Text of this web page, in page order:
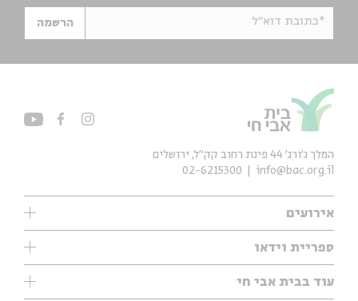
*כתובת דוא"ל הרשמה
אירועים
אנגלית
ספריית וידאו
עוד בבית אבי חי
המלך ג'ורג' 44 פינת רחוב קק״ל, ירושלים
info@bac.org.il
02-6215300